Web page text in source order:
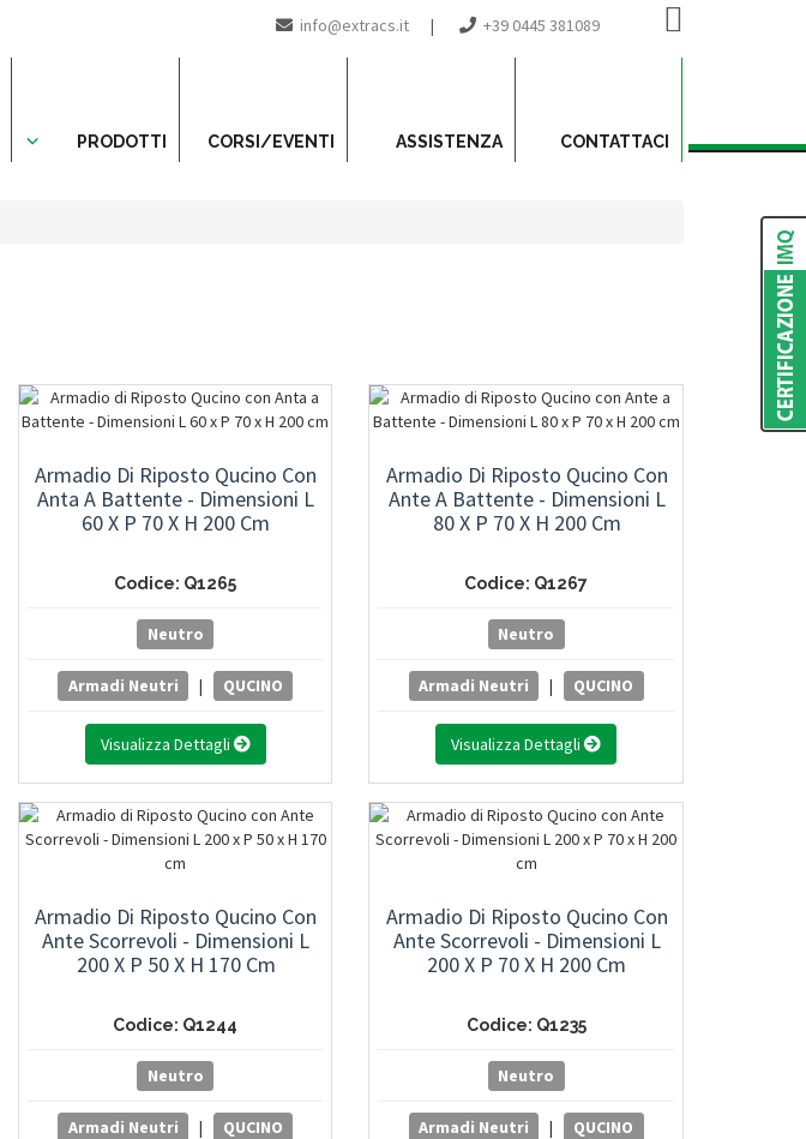
info@extracs.it | +39 0445 381089
PRODOTTI CORSI/EVENTI ASSISTENZA CONTATTACI
Armadio Di Riposto Qucino Con
Anta A Battente - Dimensioni L
60 X P 70 X H 200 Cm
Codice: Q1265
Neutro
Armadi Neutri | QUCINO
Visualizza Dettagli
Armadio Di Riposto Qucino Con
Ante A Battente - Dimensioni L
80 X P 70 X H 200 Cm
Codice: Q1267
Neutro
Armadi Neutri | QUCINO
Visualizza Dettagli
Armadio Di Riposto Qucino Con
Ante Scorrevoli - Dimensioni L
200 X P 50 X H 170 Cm
Codice: Q1244
Neutro
Armadi Neutri | QUCINO
Armadio Di Riposto Qucino Con
Ante Scorrevoli - Dimensioni L
200 X P 70 X H 200 Cm
Codice: Q1235
Neutro
Armadi Neutri | QUCINO